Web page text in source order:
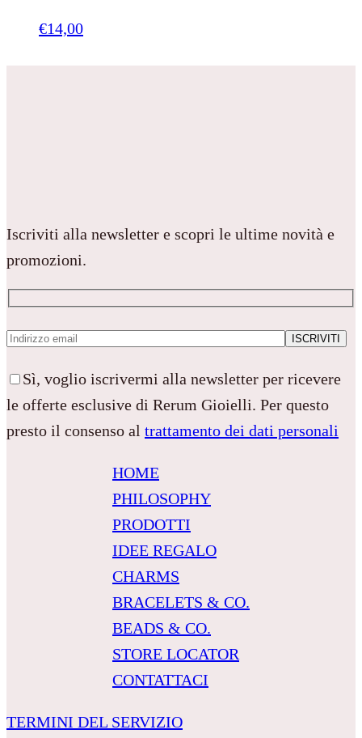
€14,00
Iscriviti alla newsletter e scopri le ultime novità e
promozioni.
Sì, voglio iscrivermi alla newsletter per ricevere
le offerte esclusive di Rerum Gioielli. Per questo
presto il consenso al trattamento dei dati personali
HOME
PHILOSOPHY
PRODOTTI
IDEE REGALO
CHARMS
BRACELETS & CO.
BEADS & CO.
STORE LOCATOR
CONTATTACI
TERMINI DEL SERVIZIO